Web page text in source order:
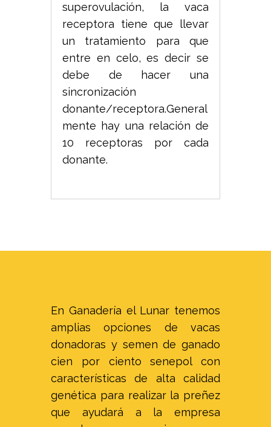
superovulación, la vaca
receptora tiene que llevar
un tratamiento para que
entre en celo, es decir se
debe de hacer una
sincronización
donante/receptora.General
mente hay una relación de
10 receptoras por cada
donante.
En Ganadería el Lunar tenemos
amplias opciones de vacas
donadoras y semen de ganado
cien por ciento senepol con
características de alta calidad
genética para realizar la preñez
que ayudará a la empresa